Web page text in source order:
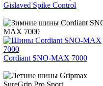
Gislaved Spike Control
Cordiant SNO-MAX 7000